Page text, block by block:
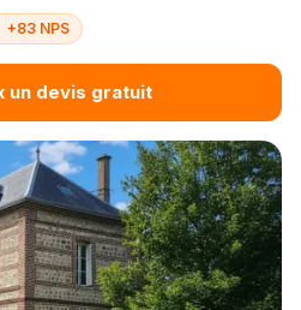
+83 NPS
un devis gratuit